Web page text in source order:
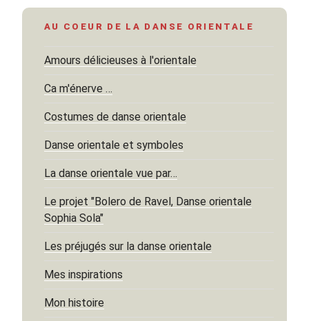
AU COEUR DE LA DANSE ORIENTALE
Amours délicieuses à l'orientale
Ca m'énerve …
Costumes de danse orientale
Danse orientale et symboles
La danse orientale vue par…
Le projet "Bolero de Ravel, Danse orientale
Sophia Sola"
Les préjugés sur la danse orientale
Mes inspirations
Mon histoire